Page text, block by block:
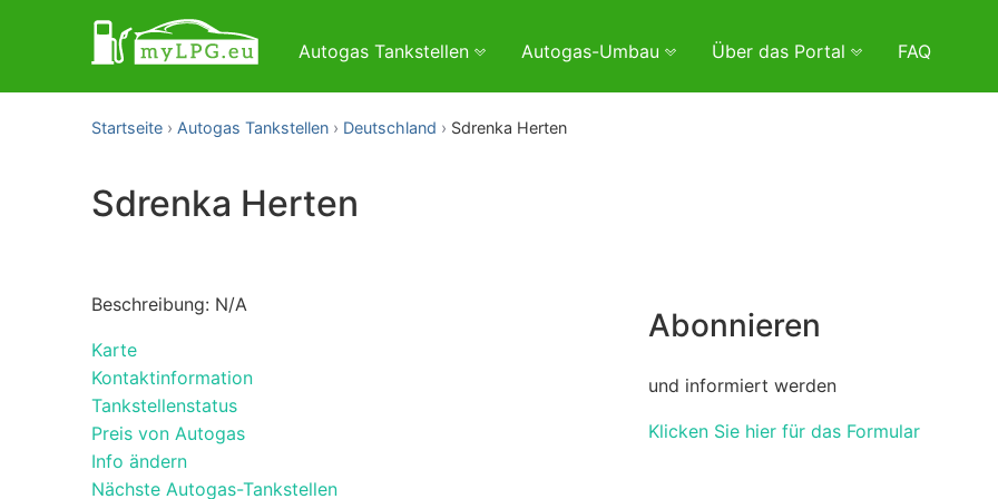
Autogas Tankstellen Autogas-Umbau Über das Portal FAQ
Startseite Autogas Tankstellen Deutschland Sdrenka Herten
Sdrenka Herten
Beschreibung: N/A
Karte
Kontaktinformation
Tankstellenstatus
Preis von Autogas
Info ändern
Nächste Autogas-Tankstellen
Abonnieren
und informiert werden
Klicken Sie hier für das Formular